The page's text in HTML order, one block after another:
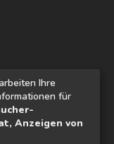
Ihre
für
Anzeigen von